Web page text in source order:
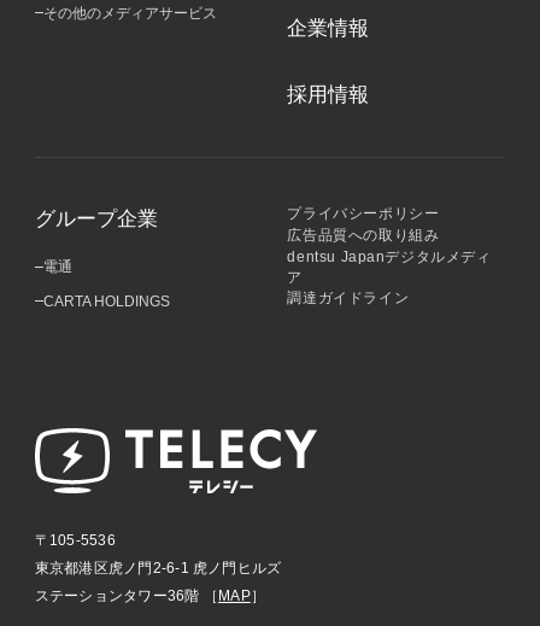
その他のメディアサービス
企業情報
採用情報
グループ企業
電通
CARTA HOLDINGS
プライバシーポリシー
広告品質への取り組み
dentsu Japanデジタルメディ
ア
調達ガイドライン
〒105-5536
東京都港区虎ノ門2-6-1 虎ノ門ヒルズ
ステーションタワー36階 ［ MAP］